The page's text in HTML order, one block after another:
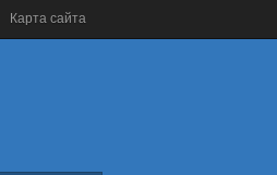
Карта сайта